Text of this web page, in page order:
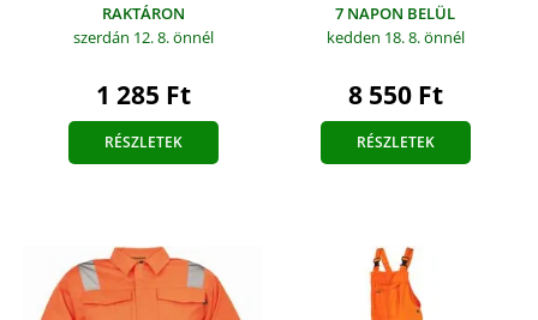
RAKTÁRON
szerdán 12. 8.önnél
1 285 Ft
RÉSZLETEK
7 NAPON BELÜL
kedden 18. 8.önnél
8 550 Ft
RÉSZLETEK